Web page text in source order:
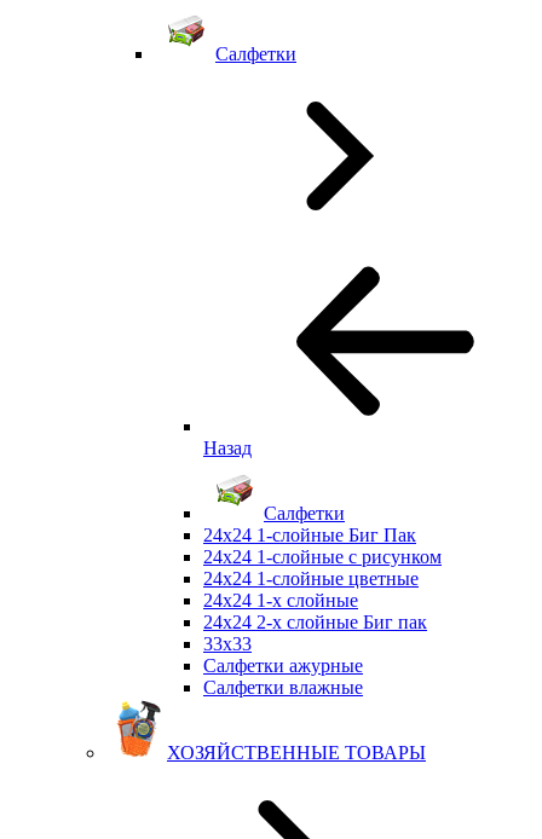
Салфетки
Назад
Салфетки
24х24 1-слойные Биг Пак
24х24 1-слойные с рисунком
24х24 1-слойные цветные
24х24 1-х слойные
24х24 2-х слойные Биг пак
33х33
Салфетки ажурные
Салфетки влажные
ХОЗЯЙСТВЕННЫЕ ТОВАРЫ